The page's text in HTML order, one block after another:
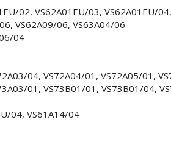
02, VS62A01EU/03, VS62A01EU/
VS62A09/06, VS63A04/06
04
04, VS72A04/01, VS72A05/01,
01, VS73B01/01, VS73B01/04,
04, VS61A14/04